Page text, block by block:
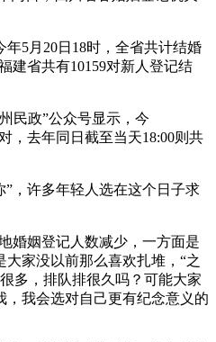
5月20日18时，全省共计结婚
建省共有10159对新人登记结
民政”公众号显示，今
，去年同日截至当天18:00则共
”，许多年轻人选在这个日子求
婚姻登记人数减少，一方面是
家没以前那么喜欢扎堆，“之
多，排队排很久吗？可能大家
我会选对自己更有纪念意义的